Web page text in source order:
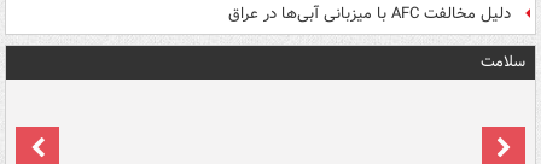
دلیل مخالفت AFC با میزبانی آبی‌ها در عراق
سلامت